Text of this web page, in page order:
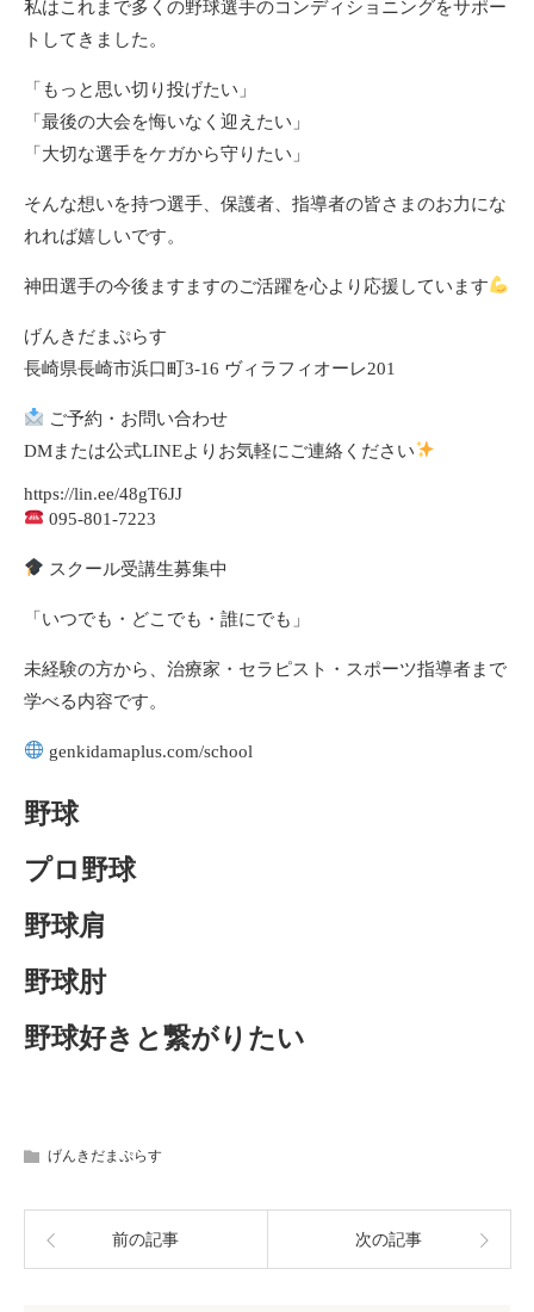
私はこれまで多くの野球選手のコンディショニングをサポー
トしてきました。
「もっと思い切り投げたい」
「最後の大会を悔いなく迎えたい」
「大切な選手をケガから守りたい」
そんな想いを持つ選手、保護者、指導者の皆さまのお力にな
れれば嬉しいです。
神田選手の今後ますますのご活躍を心より応援しています
げんきだまぷらす
長崎県長崎市浜口町3-16 ヴィラフィオーレ201
ご予約・お問い合わせ
DMまたは公式LINEよりお気軽にご連絡ください
https://lin.ee/48gT6JJ
095-801-7223
スクール受講生募集中
「いつでも・どこでも・誰にでも」
未経験の方から、治療家・セラピスト・スポーツ指導者まで
学べる内容です。
genkidamaplus.com/school
野球
プロ野球
野球肩
野球肘
野球好きと繋がりたい
げんきだまぷらす
前の記事 次の記事